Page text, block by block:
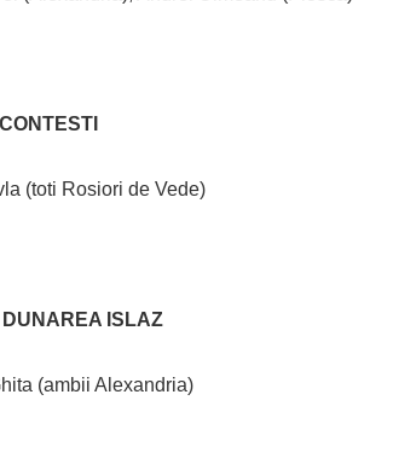
(toti Rosiori de Vede)
ISLAZ
(ambii Alexandria)